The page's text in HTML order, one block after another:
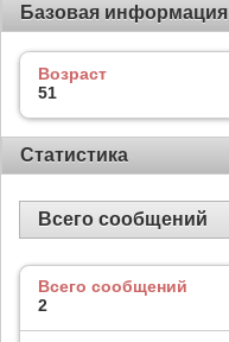
Базовая информация
Возраст
51
Статистика
Всего сообщений
Всего сообщений
2